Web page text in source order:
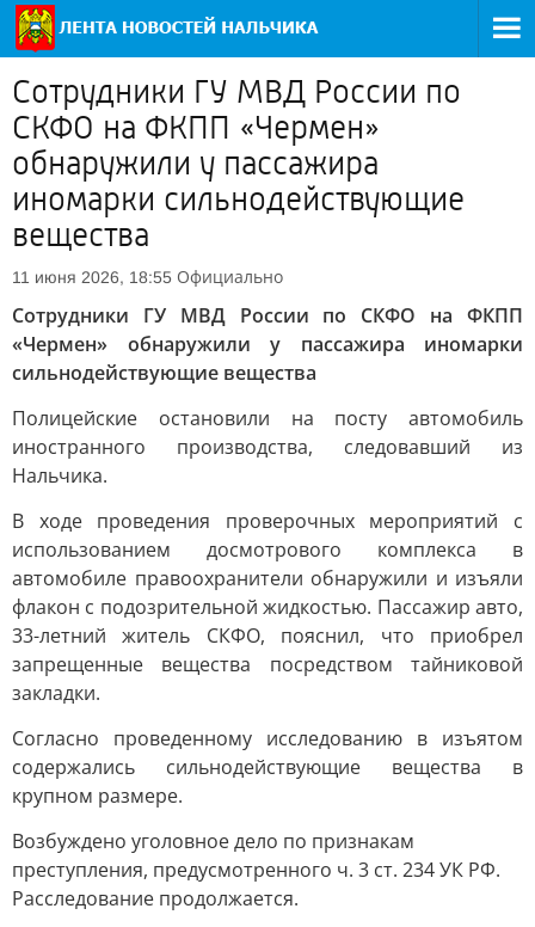
Сотрудники ГУ МВД России по
СКФО на ФКПП «Чермен»
обнаружили у пассажира
иномарки сильнодействующие
вещества
11 июня 2026, 18:55 Официально
Сотрудники ГУ МВД России по СКФО на ФКПП
«Чермен» обнаружили у пассажира иномарки
сильнодействующие вещества
Полицейские остановили на посту автомобиль
иностранного производства, следовавший из
Нальчика.
В ходе проведения проверочных мероприятий с
использованием досмотрового комплекса в
автомобиле правоохранители обнаружили и изъяли
флакон с подозрительной жидкостью. Пассажир авто,
33-летний житель СКФО, пояснил, что приобрел
запрещенные вещества посредством тайниковой
закладки.
Согласно проведенному исследованию в изъятом
содержались сильнодействующие вещества в
крупном размере.
Возбуждено уголовное дело по признакам
преступления, предусмотренного ч. 3 ст. 234 УК РФ.
Расследование продолжается.